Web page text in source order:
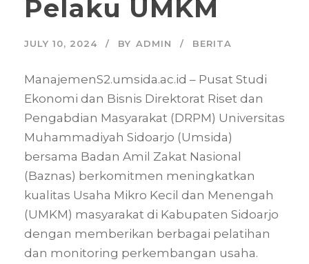
Pelaku UMKM
JULY 10, 2024 BY ADMIN BERITA
ManajemenS2.umsida.ac.id – Pusat Studi
Ekonomi dan Bisnis Direktorat Riset dan
Pengabdian Masyarakat (DRPM) Universitas
Muhammadiyah Sidoarjo (Umsida)
bersama Badan Amil Zakat Nasional
(Baznas) berkomitmen meningkatkan
kualitas Usaha Mikro Kecil dan Menengah
(UMKM) masyarakat di Kabupaten Sidoarjo
dengan memberikan berbagai pelatihan
dan monitoring perkembangan usaha.